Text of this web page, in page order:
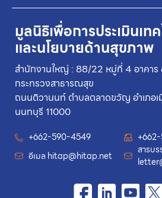
มูลนิธิเพื่อการประเมินเท
และนโยบายด้านสุขภาพ
สำนักงานใหญ่ : 88/22 หมู่ที่ 4 อาคาร
กระทรวงสาธารณสุข
ถนนติวานนท์ ตำบลตลาดขวัญ อำเภอ
นนทบุรี 11000
+662-590-4549
อีเมล hitap@hitap.net
สารบ